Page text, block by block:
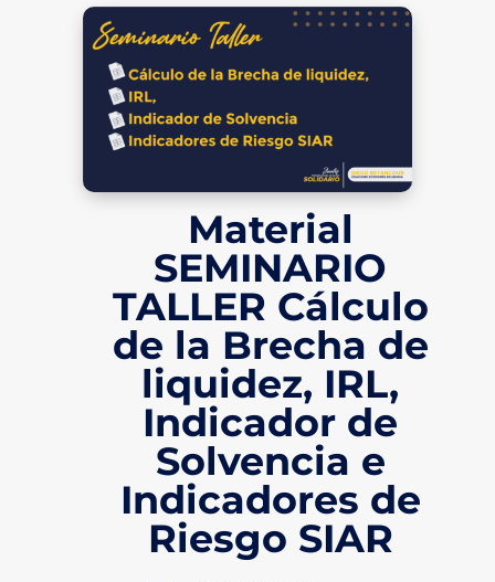
Material
SEMINARIO
TALLER Cálculo
de la Brecha de
liquidez, IRL,
Indicador de
Solvencia e
Indicadores de
Riesgo SIAR